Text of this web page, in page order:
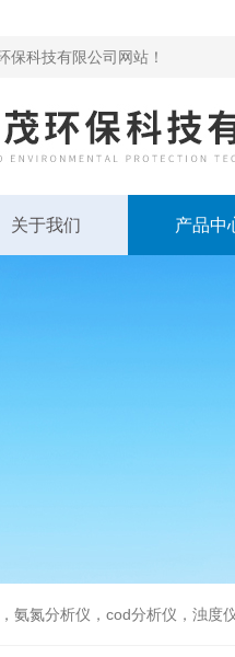
保科技有限公司网站！
关于我们 产品中
氨氮分析仪，cod分析仪，浊度